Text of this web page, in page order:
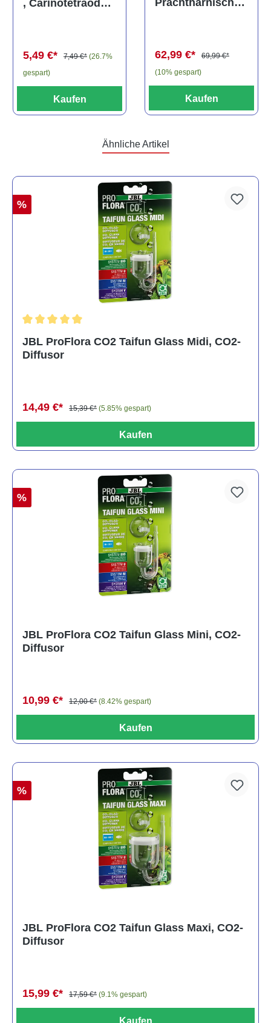
, Carinotetraodon
5,49 €* 7,49 €* (26.7%
gespart)
Kaufen
Prachtharnischw
62,99 €*
69,99 €*
(10% gespart)
Kaufen
Ähnliche Artikel
%
JBL ProFlora CO2 Taifun Glass Midi, CO2-
Diffusor
14,49 €* 15,39 €* (5.85% gespart)
Kaufen
%
JBL ProFlora CO2 Taifun Glass Mini, CO2-
Diffusor
10,99 €* 12,00 €* (8.42% gespart)
Kaufen
%
JBL ProFlora CO2 Taifun Glass Maxi, CO2-
Diffusor
15,99 €* 17,59 €* (9.1% gespart)
Kaufen